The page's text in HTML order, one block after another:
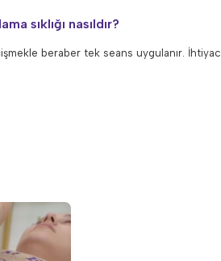
sıklığı nasıldır?
beraber tek seans uygulanır.